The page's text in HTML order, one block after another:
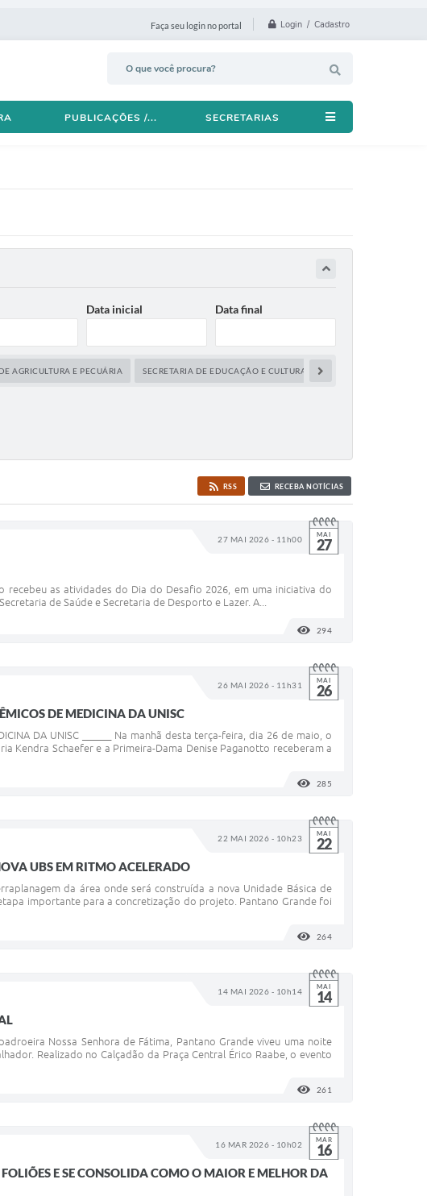
Faça seu login no portal Login / Cadastro
PUBLICAÇÕES /... SECRETARIAS
Data inicial Data final
AGRICULTURA E PECUÁRIA SECRETARIA DE EDUCAÇÃO E CULTURA
RSS RECEBA NOTÍCIAS
27 MAI 2026 - 11h00 MAI
27
recebeu as atividades do Dia do Desafio 2026, em uma iniciativa do
de Saúde e Secretaria de Desporto e Lazer. A...
294
26 MAI 2026 - 11h31 MAI
26
DE MEDICINA DA UNISC
DA UNISC ______ Na manhã desta terça-feira, dia 26 de maio, o
Kendra Schaefer e a Primeira-Dama Denise Paganotto receberam a
285
22 MAI 2026 - 10h23 MAI
22
UBS EM RITMO ACELERADO
da área onde será construída a nova Unidade Básica de
importante para a concretização do projeto. Pantano Grande foi
264
14 MAI 2026 - 10h14 MAI
14
Nossa Senhora de Fátima, Pantano Grande viveu uma noite
Realizado no Calçadão da Praça Central Érico Raabe, o evento
261
16 MAR 2026 - 10h02 MAR
16
E SE CONSOLIDA COMO O MAIOR E MELHOR DA